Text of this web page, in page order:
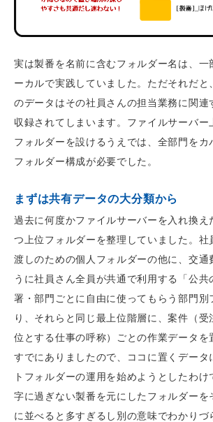
実は製番を名前に含むフォルダー名は、一
ーカルで実践していました。ただそれだと
のデータはその社員さんの担当業務に関連
収録されてしまいます。ファイルサーバー
フォルダーを設けるうえでは、全部門をカ
フォルダー構成が必要でした。
まずは共有データの大分類から
過去に何度かファイルサーバーを入れ換え
つ上位フォルダーを整理していました。社
渡しのための個人フォルダーの他に、交通
うに社員さん全員が共通で利用する「公共
署・部門ごとに自由に使ってもらう部門別
り、それらと同じ最上位階層に、案件（受
位とする仕事の呼称）ごとの作業データを
すでにありましたので、ココに置くデータ
トフォルダーの運用を始めようとしたわけ
字に過ぎない製番を元にしたフォルダーを
に並べると多すぎるし別の意味でわかりづ